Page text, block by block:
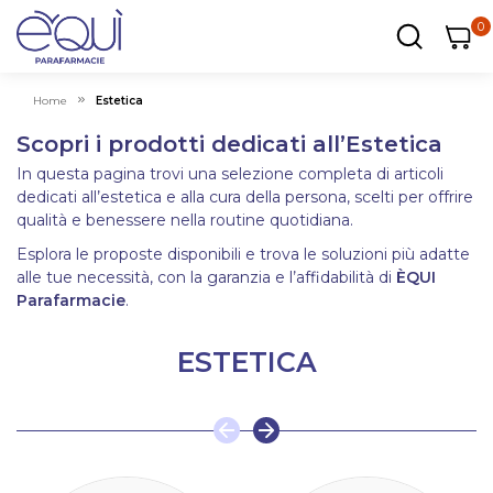
00
Home Estetica
Scopri i prodotti dedicati all’Estetica
In questa pagina trovi una selezione completa di articoli
dedicati all’estetica e alla cura della persona, scelti per offrire
qualità e benessere nella routine quotidiana.
Esplora le proposte disponibili e trova le soluzioni più adatte
alle tue necessità, con la garanzia e l’affidabilità di ÈQUI
Parafarmacie.
ESTETICA